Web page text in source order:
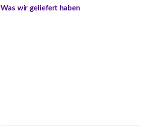
Was wir geliefert haben